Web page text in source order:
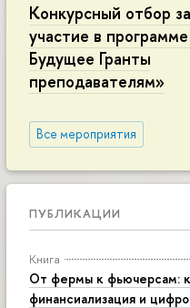
Конкурсный отбор
участие в
Будущее Гранты
преподавателям»
Все мероприятия
ПУБЛИКАЦИИ
Книга
От фермы к фьючерсам:
финансиализация и